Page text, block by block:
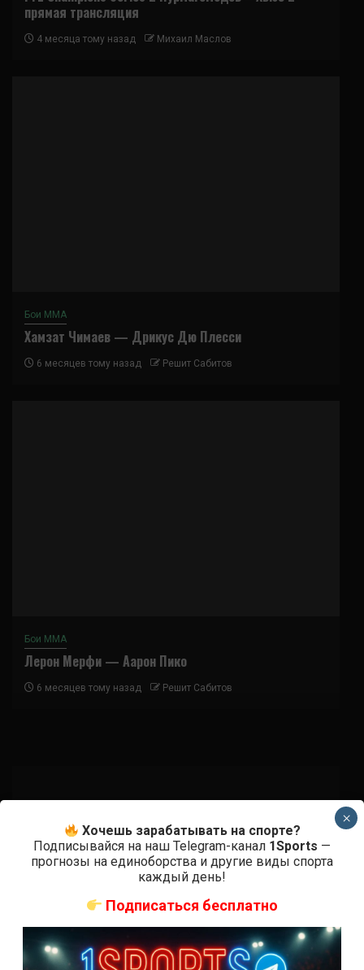
прямая трансляция
4 месяца тому назад Михаил Маслов
Бои ММА
Хамзат Чимаев — Дрикус Дю Плесси
6 месяцев тому назад Решит Сабитов
Бои ММА
Лерон Мерфи — Аарон Пико
6 месяцев тому назад Решит Сабитов
Хочешь зарабатывать на спорте?
Подписывайся на наш Telegram-канал 1Sports —
прогнозы на единоборства и другие виды спорта
каждый день!
Подписаться бесплатно
×